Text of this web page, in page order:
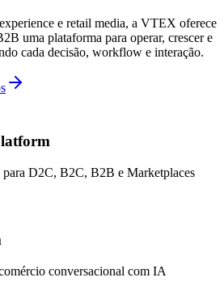
e retail media, a VTEX oferece
uma plataforma para operar, crescer e
cada decisão, workflow e interação.
D2C, B2C, B2B e Marketplaces
conversacional com IA